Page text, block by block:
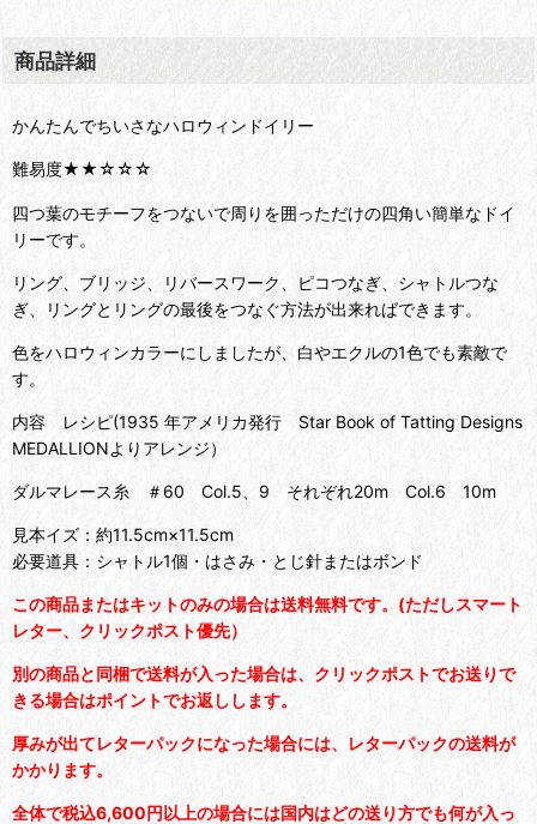
商品詳細
かんたんでちいさなハロウィンドイリー
難易度★★☆☆☆
四つ葉のモチーフをつないで周りを囲っただけの四角い簡単なドイ
リーです。
リング、ブリッジ、リバースワーク、ピコつなぎ、シャトルつな
ぎ、リングとリングの最後をつなぐ方法が出来ればできます。
色をハロウィンカラーにしましたが、白やエクルの1色でも素敵で
す。
内容 レシピ(1935 年アメリカ発行 Star Book of Tatting Designs
MEDALLIONよりアレンジ）
ダルマレース糸 ＃60 Col.5、9 それぞれ20m Col.6 10m
見本イズ：約11.5cm×11.5cm
必要道具：シャトル1個・はさみ・とじ針またはボンド
この商品またはキットのみの場合は送料無料です。(ただしスマート
レター、クリックポスト優先）
別の商品と同梱で送料が入った場合は、クリックポストでお送りで
きる場合はポイントでお返しします。
厚みが出てレターパックになった場合には、レターパックの送料が
かかります。
全体で税込6,600円以上の場合には国内はどの送り方でも何が入っ